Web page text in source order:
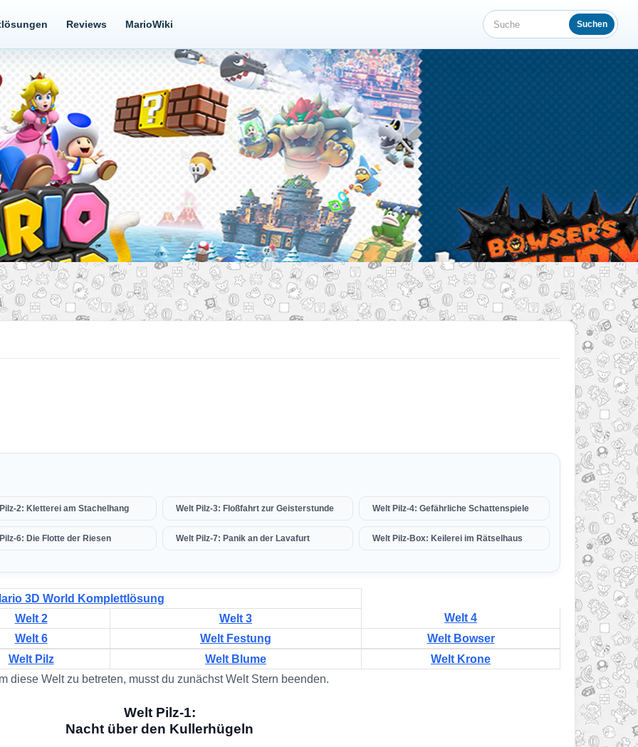
Reviews MarioWiki Suche Suchen
2: Kletterei am Stachelhang Welt Pilz-3: Floßfahrt zur Geisterstunde Welt Pilz-4: Gefährliche Schattenspiele
6: Die Flotte der Riesen Welt Pilz-7: Panik an der Lavafurt Welt Pilz-Box: Keilerei im Rätselhaus
3D World Komplettlösung
Welt 2
Welt 3
Welt 4
Welt 6
Welt Festung
Welt Bowser
Welt Pilz
Welt Blume
Welt Krone
diese Welt zu betreten, musst du zunächst Welt Stern beenden.
Welt Pilz-1:
Nacht über den Kullerhügeln